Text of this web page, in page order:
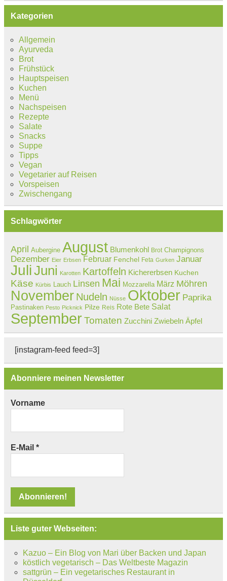
Kategorien
Allgemein
Ayurveda
Brot
Frühstück
Hauptspeisen
Kuchen
Menü
Nachspeisen
Rezepte
Salate
Snacks
Suppe
Tipps
Vegan
Vegetarier auf Reisen
Vorspeisen
Zwischengang
Schlagwörter
April Aubergine August Blumenkohl Brot Champignons
Dezember Eier Erbsen Februar Fenchel Feta Gurken Januar
JuliJuni Karotten Kartoffeln Kichererbsen Kuchen
Käse Kürbis Lauch Linsen Mai Mozzarella März Möhren
November Nudeln Nüsse Oktober Paprika
Pastinaken Pesto Picknick Pilze Reis Rote Bete Salat
September Tomaten Zucchini Zwiebeln Äpfel
[instagram-feed feed=3]
Abonniere meinen Newsletter
Vorname
E-Mail *
Liste guter Webseiten:
Kazuo – Ein Blog von Mari über Backen und Japan
köstlich vegetarisch – Das Weltbeste Magazin
sattgrün – Ein vegetarisches Restaurant in